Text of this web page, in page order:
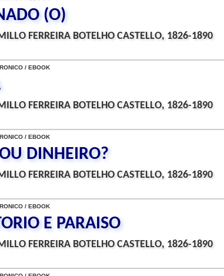
(O)
FERREIRA BOTELHO CASTELLO, 1826-1890
/ EBOOK
FERREIRA BOTELHO CASTELLO, 1826-1890
/ EBOOK
DINHEIRO?
FERREIRA BOTELHO CASTELLO, 1826-1890
/ EBOOK
E PARAISO
FERREIRA BOTELHO CASTELLO, 1826-1890